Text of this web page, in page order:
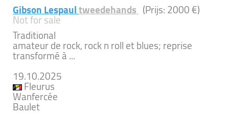
Gibson Lespaultweedehands (Prijs: 2000 €)
Not for sale
Traditional
amateur de rock, rock n roll et blues; reprise
transformé à ...
19.10.2025
Fleurus
Wanfercée
Baulet